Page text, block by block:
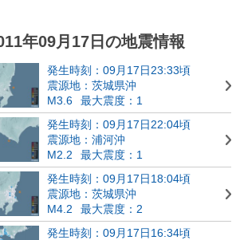
年09月17日の地震情報
発生時刻：09月17日23:33頃
震源地：茨城県沖
M3.6
最大震度：1
発生時刻：09月17日22:04頃
震源地：浦河沖
M2.2
最大震度：1
発生時刻：09月17日18:04頃
震源地：茨城県沖
M4.2
最大震度：2
発生時刻：09月17日16:34頃